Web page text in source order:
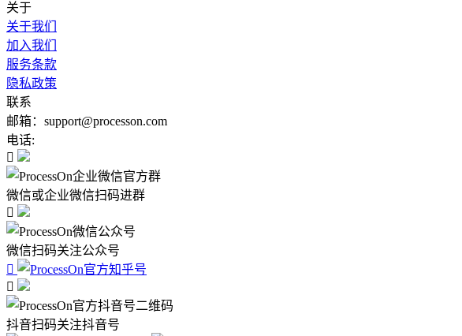
关于
关于我们
加入我们
服务条款
隐私政策
联系
邮箱：support@processon.com
电话:

微信或企业微信扫码进群

微信扫码关注公众号


抖音扫码关注抖音号